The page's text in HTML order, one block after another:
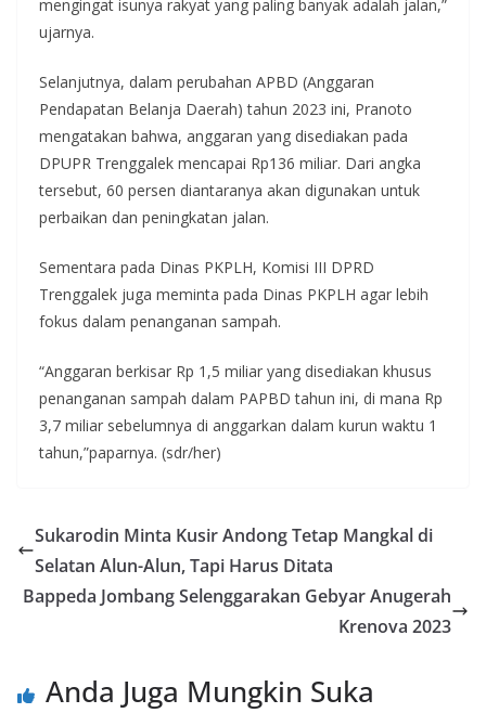
mengingat isunya rakyat yang paling banyak adalah jalan,”
ujarnya.
Selanjutnya, dalam perubahan APBD (Anggaran
Pendapatan Belanja Daerah) tahun 2023 ini, Pranoto
mengatakan bahwa, anggaran yang disediakan pada
DPUPR Trenggalek mencapai Rp136 miliar. Dari angka
tersebut, 60 persen diantaranya akan digunakan untuk
perbaikan dan peningkatan jalan.
Sementara pada Dinas PKPLH, Komisi III DPRD
Trenggalek juga meminta pada Dinas PKPLH agar lebih
fokus dalam penanganan sampah.
“Anggaran berkisar Rp 1,5 miliar yang disediakan khusus
penanganan sampah dalam PAPBD tahun ini, di mana Rp
3,7 miliar sebelumnya di anggarkan dalam kurun waktu 1
tahun,”paparnya. (sdr/her)
Sukarodin Minta Kusir Andong Tetap Mangkal di
Selatan Alun-Alun, Tapi Harus Ditata
Bappeda Jombang Selenggarakan Gebyar Anugerah
Krenova 2023
Anda Juga Mungkin Suka